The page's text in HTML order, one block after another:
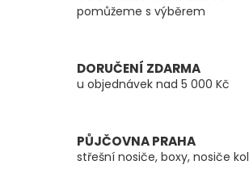
pomůžeme s výběrem
DORUČENÍ ZDARMA
u objednávek nad 5 000 Kč
PŮJČOVNA PRAHA
střešní nosiče, boxy, nosiče kol